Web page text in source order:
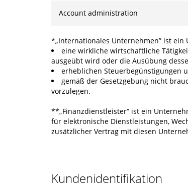
Account administration
*„Internationales Unternehmen” ist ein
eine wirkliche wirtschaftliche
ausgeübt wird oder die Ausübung
erheblichen Steuerbegünstigungen
gemäß der Gesetzgebung nicht
vorzulegen.
**„Finanzdienstleister“ ist ein
für elektronische Dienstleistungen,
zusätzlicher Vertrag mit diesen
Kundenidentifikation